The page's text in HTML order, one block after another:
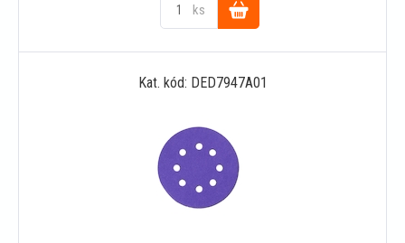
ks
Do
košíku
Kat. kód: DED7947A01